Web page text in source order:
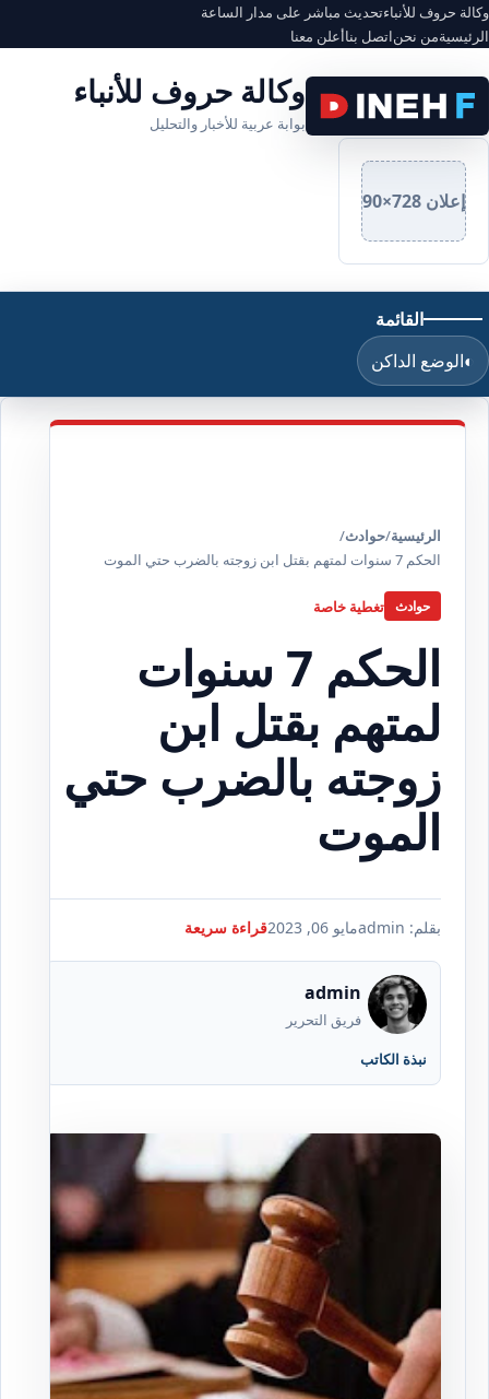
وكالة حروف للأنباءتحديث مباشر على مدار الساعة
الرئيسيةمن نحناتصل بناأعلن معنا
وكالة حروف للأنباء
بوابة عربية للأخبار والتحليل
إعلان 728×90
القائمة
◐الوضع الداكن
الرئيسية/حوادث/
الحكم 7 سنوات لمتهم بقتل ابن زوجته بالضرب حتي الموت
حوادث تغطية خاصة
الحكم 7 سنوات
لمتهم بقتل ابن
زوجته بالضرب حتي
الموت
بقلم: admin مايو 06, 2023 قراءة سريعة
admin
فريق التحرير
نبذة الكاتب